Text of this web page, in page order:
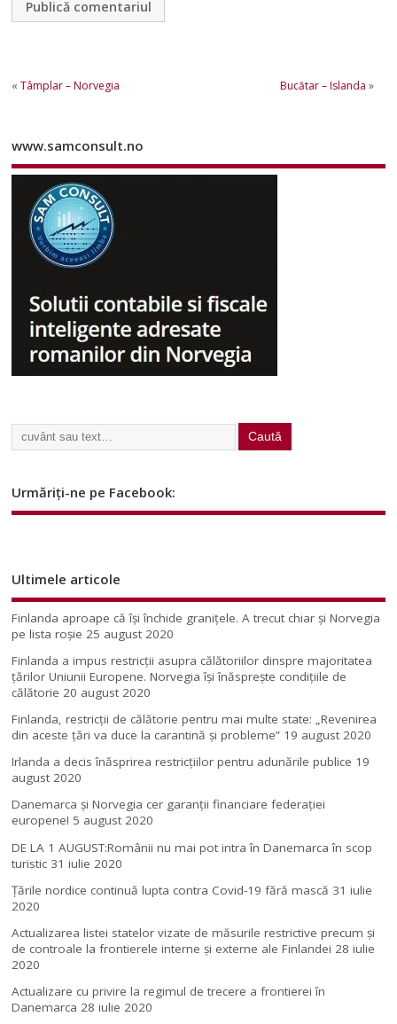
«Tâmplar – Norvegia Bucătar – Islanda »
www.samconsult.no
Urmăriți-ne pe Facebook:
Ultimele articole
Finlanda aproape că își închide granițele. A trecut chiar și Norvegia
pe lista roșie 25 august 2020
Finlanda a impus restricţii asupra călătoriilor dinspre majoritatea
ţărilor Uniunii Europene. Norvegia își înăsprește condițiile de
călătorie 20 august 2020
Finlanda, restricţii de călătorie pentru mai multe state: „Revenirea
din aceste ţări va duce la carantină şi probleme” 19 august 2020
Irlanda a decis înăsprirea restricțiilor pentru adunările publice 19
august 2020
Danemarca și Norvegia cer garanții financiare federației
europene! 5 august 2020
DE LA 1 AUGUST:Românii nu mai pot intra în Danemarca în scop
turistic 31 iulie 2020
Țările nordice continuă lupta contra Covid-19 fără mască 31 iulie
2020
Actualizarea listei statelor vizate de măsurile restrictive precum și
de controale la frontierele interne și externe ale Finlandei 28 iulie
2020
Actualizare cu privire la regimul de trecere a frontierei în
Danemarca 28 iulie 2020